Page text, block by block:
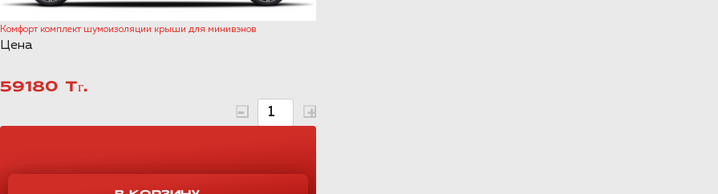
Комфорт комплект шумоизоляции крыши для минивэнов
Цена
59180 Тг.